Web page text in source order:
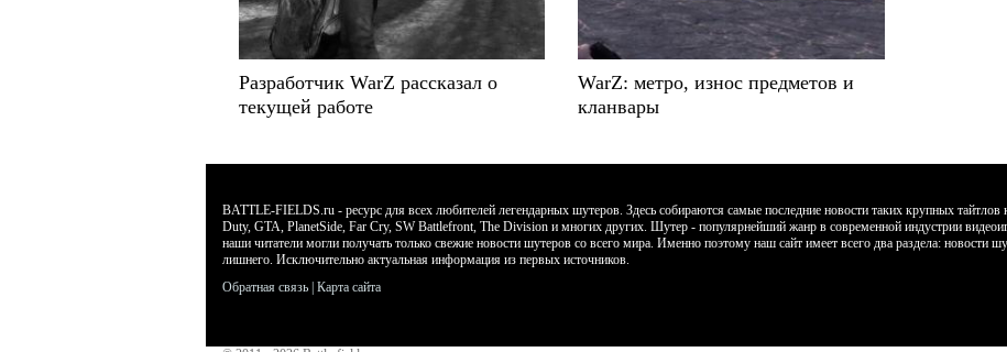
Разработчик WarZ рассказал о
текущей работе
WarZ: метро, износ предметов и
кланвары
BATTLE-FIELDS.ru - ресурс для всех любителей легендарных шутеров. Здесь собираются самые последние новости таких крупных
Duty, GTA, PlanetSide, Far Cry, SW Battlefront, The Division и многих других. Шутер - популярнейший жанр в современной индустрии
наши читатели могли получать только свежие новости шутеров со всего мира. Именно поэтому наш сайт имеет всего два раздела: новости
лишнего. Исключительно актуальная информация из первых источников.
Обратная связь | Карта сайта